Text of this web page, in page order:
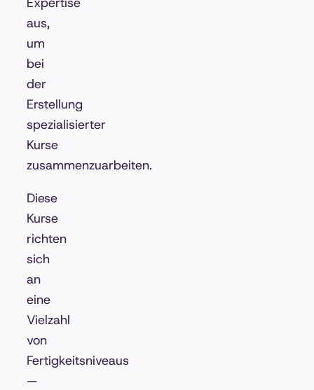
aus,
um
bei
der
Erstellung
spezialisierter
Kurse
zusammenzuarbeiten.
Diese
Kurse
richten
sich
an
eine
Vielzahl
von
Fertigkeitsniveaus
—